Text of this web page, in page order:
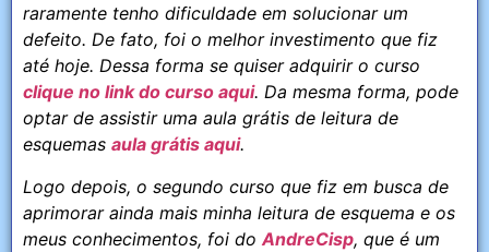
raramente tenho dificuldade em solucionar um
defeito. De fato, foi o melhor investimento que fiz
até hoje. Dessa forma se quiser adquirir o curso
clique no link do curso aqui. Da mesma forma, pode
optar de assistir uma aula grátis de leitura de
esquemas aula grátis aqui.
Logo depois, o segundo curso que fiz em busca de
aprimorar ainda mais minha leitura de esquema e os
meus conhecimentos, foi do AndreCisp, que é um